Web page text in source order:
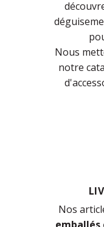
Nous
notre
Nos